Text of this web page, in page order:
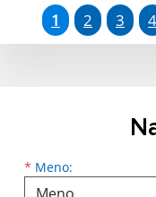
1 2 3 4
* Meno:
Meno
Priezvisko
E-mailová adresa